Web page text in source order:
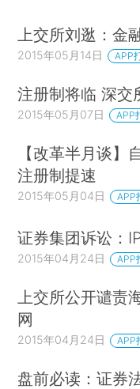
上交所刘逖：金
2015年05月14日 APP
注册制将临 深交
2015年05月07日 APP
【改革半月谈】
注册制提速
2015年05月04日 APP
证券集团诉讼：
2015年04月24日 APP
上交所公开谴责
网
2015年04月24日 APP
盘前必读：证券